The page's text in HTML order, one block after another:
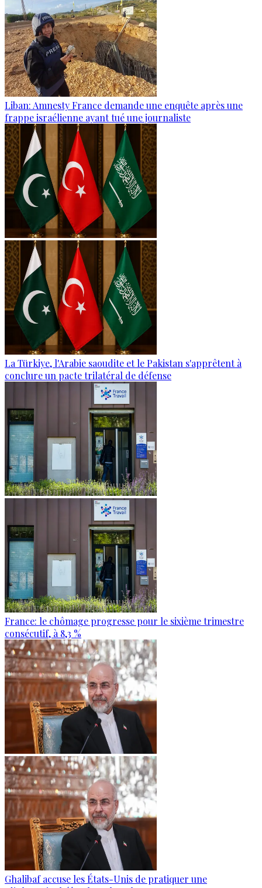
Liban: Amnesty France demande une enquête après une
frappe israélienne ayant tué une journaliste
La Türkiye, l'Arabie saoudite et le Pakistan s'apprêtent à
conclure un pacte trilatéral de défense
France: le chômage progresse pour le sixième trimestre
consécutif, à 8,3 %
Ghalibaf accuse les États-Unis de pratiquer une